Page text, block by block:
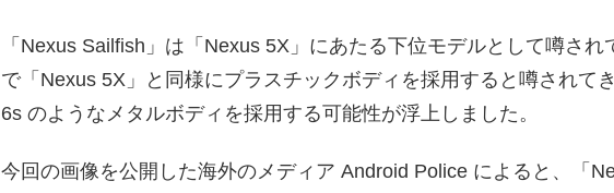
「Nexus Sailfish」は「Nexus 5X」にあたる下位モデルとして噂され
で「Nexus 5X」と同様にプラスチックボディを採用すると噂されて
6s のようなメタルボディを採用する可能性が浮上しました。
今回の画像を公開した海外のメディア Android Police によると、「